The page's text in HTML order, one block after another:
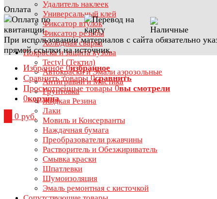
Удалитель наклеек
Универсальный клей
Фиксатор втулок
Фиксатор резьбы
Холодная сварка
Покраска и защита кузова
Tectyl (Тектил)
Автокраски и Эмали аэрозольные
Антигравий и Мастика
Грунтовка
Жидкая Резина
Лаки
Мовиль и Консерванты
Наждачная бумага
Преобразователи ржавчины
Растворитель и Обезжириватель
Смывка краски
Шпатлевки
Шумоизоляция
Эмаль ремонтная с кисточкой
Оплата
При использовании материалов с сайта обязательно
прямой ссылки на источник.
Избранное 0избранное
Сравнить товары 0сравнить
Просмотренные товары 0вы смотрели
0корзина
0 руб.